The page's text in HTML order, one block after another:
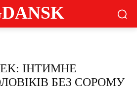
ІНТИМНЕ
БЕЗ СОРОМУ